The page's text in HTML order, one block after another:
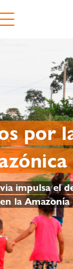
por
impulsa el
la Amazonía